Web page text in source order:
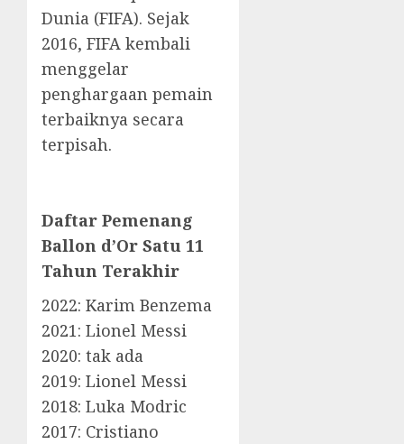
Dunia (FIFA). Sejak
2016, FIFA kembali
menggelar
penghargaan pemain
terbaiknya secara
terpisah.
Daftar Pemenang
Ballon d’Or Satu 11
Tahun Terakhir
2022: Karim Benzema
2021: Lionel Messi
2020: tak ada
2019: Lionel Messi
2018: Luka Modric
2017: Cristiano